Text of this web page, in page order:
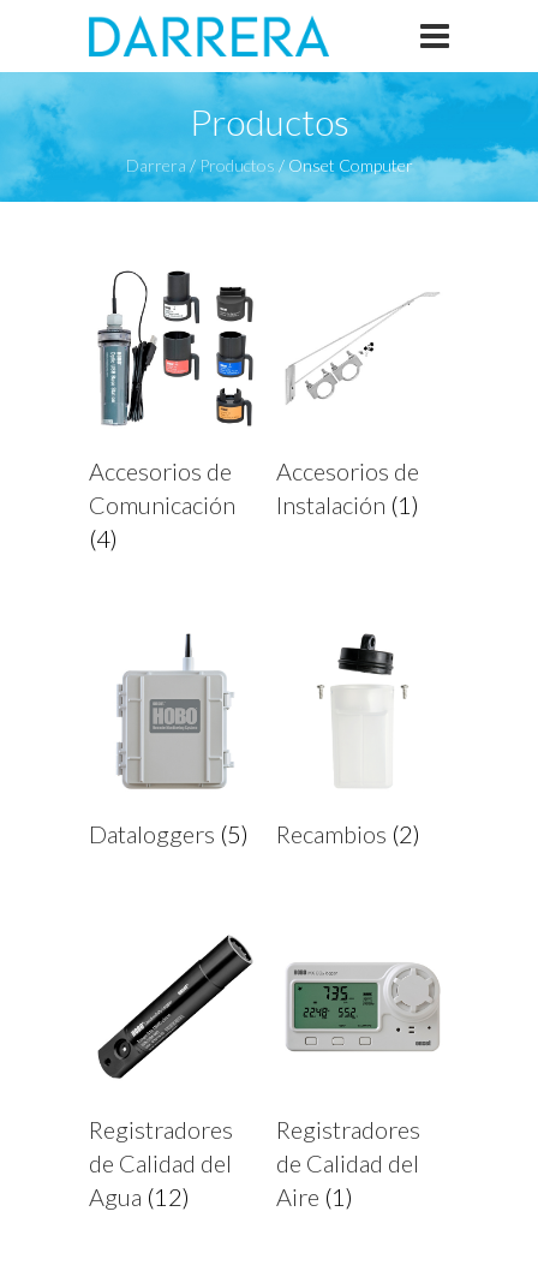
Productos
Darrera /Productos /Onset Computer
Accesorios de
Comunicación
(4)
Accesorios de
Instalación (1)
Dataloggers (5) Recambios (2)
Registradores
de Calidad del
Agua (12)
Registradores
de Calidad del
Aire (1)